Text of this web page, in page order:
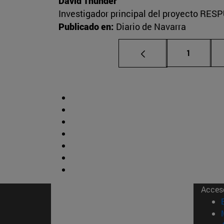
Investigador principal del proyecto
Publicado en: Diario de Navarra
Página
1